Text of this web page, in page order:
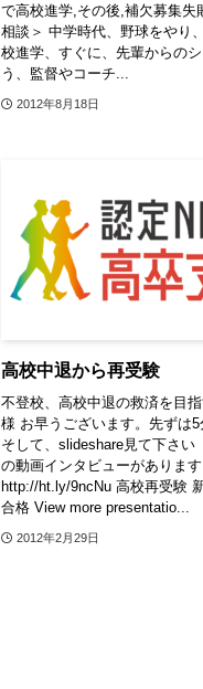
で高校進学,その後,補欠募集失
相談＞ 中学時代、野球をやり
校進学、すぐに、先輩からの
う、監督やコーチ...
2012年8月18日
高校中退から再受験
不登校、高校中退の救済を目
様 お早うございます。先ずは
そして、slideshare見て下さ
の動画インタビューがありま
http://ht.ly/9ncNu 高校再受験
合格 View more presentatio...
2012年2月29日